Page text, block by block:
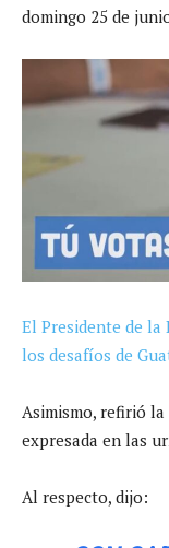
domingo 25 de
El Presidente de
los desafíos de
Asimismo, refirió
expresada en las
Al respecto, dijo: